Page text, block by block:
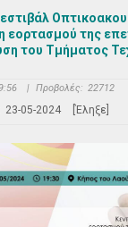
εορτασμού της
του Τμήματος
| Προβολές: 22712
23-05-2024 [Έληξε]